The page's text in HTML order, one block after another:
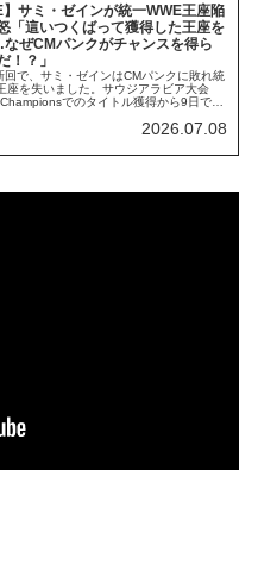
】サミ・ゼインが統一WWE王座陥
「這いつくばって獲得した王座を
ぜCMパンクがチャンスを得ら
！？」
回で、サミ・ゼインはCMパンクに敗れ統
座を失いました。サウジアラビア大会
でのタイトル獲得から9日での
アカウントで公開された映像の中で、
サミは初めてWWEの最高峰のタイトル
2026.07.08